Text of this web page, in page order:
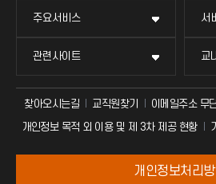
주요서비스 서
관련사이트 교
찾아오시는길 교직원찾기 이메일주소 무
개인정보 목적 외 이용 및 제 3차 제공 현황
개인정보처리